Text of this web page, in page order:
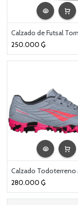
250.000 ₲
280.000 ₲